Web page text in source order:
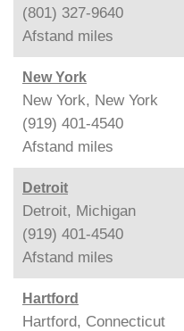
(801) 327-9640
Afstand miles
New York
New York, New York
(919) 401-4540
Afstand miles
Detroit
Detroit, Michigan
(919) 401-4540
Afstand miles
Hartford
Hartford, Connecticut